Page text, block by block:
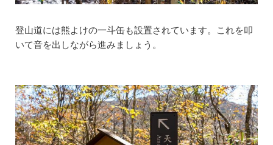
登山道には熊よけの一斗缶も設置されています。これを叩
いて音を出しながら進みましょう。